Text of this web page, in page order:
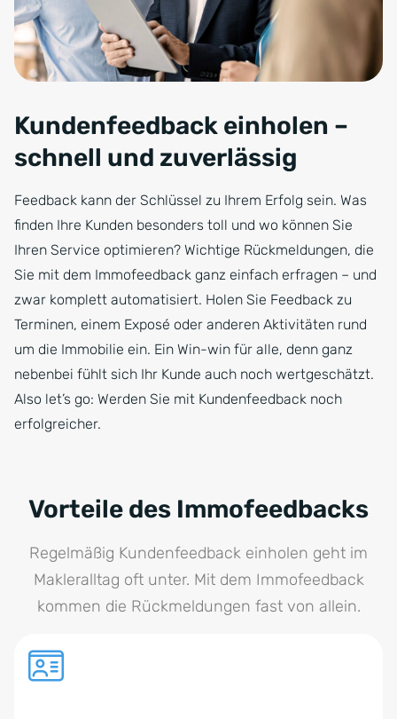
Kundenfeedback einholen –
schnell und zuverlässig
Feedback kann der Schlüssel zu Ihrem Erfolg sein. Was
finden Ihre Kunden besonders toll und wo können Sie
Ihren Service optimieren? Wichtige Rückmeldungen, die
Sie mit dem Immofeedback ganz einfach erfragen – und
zwar komplett automatisiert. Holen Sie Feedback zu
Terminen, einem Exposé oder anderen Aktivitäten rund
um die Immobilie ein. Ein Win-win für alle, denn ganz
nebenbei fühlt sich Ihr Kunde auch noch wertgeschätzt.
Also let’s go: Werden Sie mit Kundenfeedback noch
erfolgreicher.
Vorteile des Immofeedbacks
Regelmäßig Kundenfeedback einholen geht im
Makleralltag oft unter. Mit dem Immofeedback
kommen die Rückmeldungen fast von allein.